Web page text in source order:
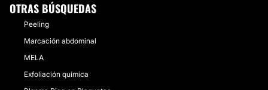
OTRAS BÚSQUEDAS
Peeling
Marcación abdominal
MELA
Exfoliación química